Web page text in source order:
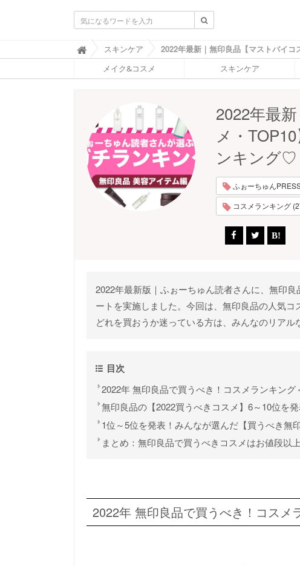
ふ
ぉ
ち
O
R
T
U
N
スキンケア
メイク&コスメ スキンケア
2022年最
メ・
ンキング♡
ふぉーちゅん
コスメランキング
2022年最新版｜ふぉーちゅん読者さんに、無印
ートを実施しました。今回は、無印良品の人気
どれを買おうか迷っている方は、みんなのリア
目次
2022年 無印良品で買うべき！コスメランキン
無印良品の【2022買うべきコスメ】6～10位を発
1位～5位を発表！みんなが選んだ【買うべき無
まとめ：無印良品で買うべきコスメはお値段以
2022年 無印良品で買うべき！コス